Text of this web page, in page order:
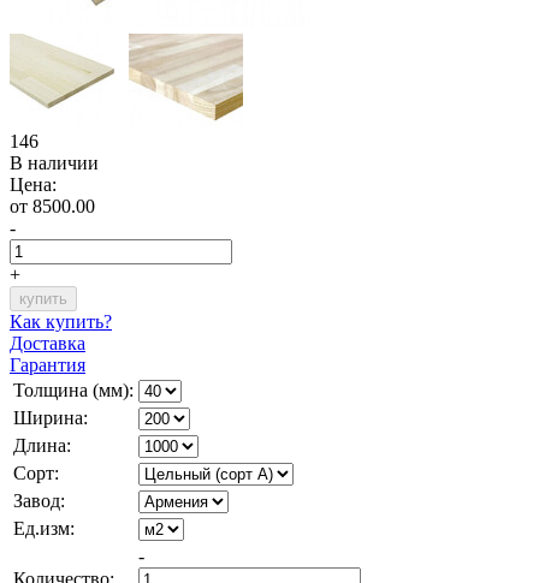
146
В наличии
Цена:
от 8500.00
-
+
Как купить?
Доставка
Гарантия
Толщина (мм):
Ширина:
Длина:
Сорт:
Завод:
Ед.изм:
Количество:
-